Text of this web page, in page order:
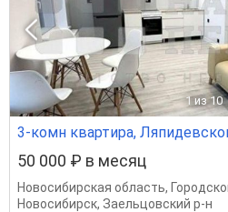
1 из 10
3-комн квартира,
50 000 ₽ в месяц
Новосибирская область,
Новосибирск, Заельцовский р-н